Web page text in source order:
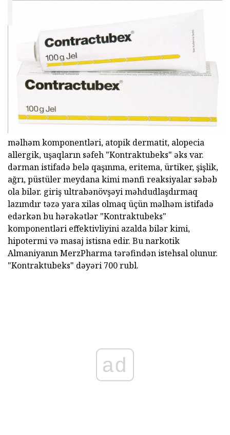
məlhəm komponentləri, atopik dermatit, alopecia
allergik, uşaqların səfeh "Kontraktubeks" əks var.
dərman istifadə belə qaşınma, eritema, ürtiker, şişlik,
ağrı, püstüler meydana kimi mənfi reaksiyalar səbəb
ola bilər. giriş ultrabənövşəyi məhdudlaşdırmaq
lazımdır təzə yara xilas olmaq üçün məlhəm istifadə
edərkən bu hərəkətlər "Kontraktubeks"
komponentləri effektivliyini azalda bilər kimi,
hipotermi və masaj istisna edir. Bu narkotik
Almaniyanın MerzPharma tərəfindən istehsal olunur.
"Kontraktubeks" dəyəri 700 rubl.
ad